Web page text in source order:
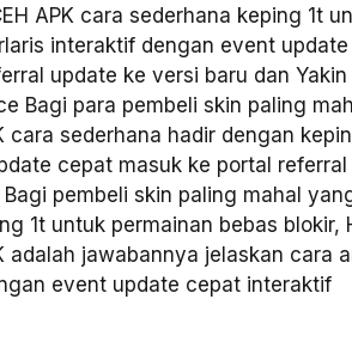
APK cara sederhana keping 1t
interaktif dengan event
update ke versi baru dan
Bagi para pembeli skin paling
cara sederhana hadir dengan
cepat masuk ke portal referral
Bagi pembeli skin paling mahal
1t untuk permainan bebas blokir,
adalah jawabannya jelaskan cara
event update cepat interaktif